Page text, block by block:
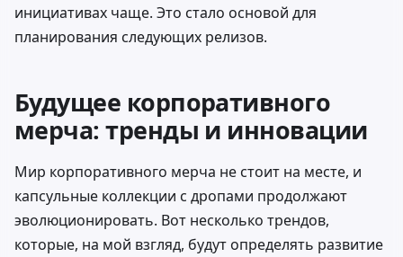
инициативах чаще. Это стало основой для
планирования следующих релизов.
Будущее корпоративного
мерча: тренды и инновации
Мир корпоративного мерча не стоит на месте, и
капсульные коллекции с дропами продолжают
эволюционировать. Вот несколько трендов,
которые, на мой взгляд, будут определять развитие